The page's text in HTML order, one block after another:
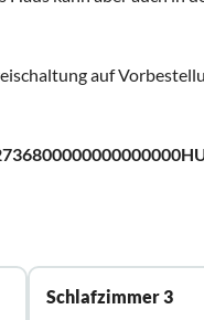
auf
Schlafzimmer 3